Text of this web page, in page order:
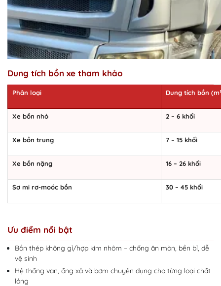
Dung tích bồn xe tham khảo
Phân loại Dung tích bồn
Xe bồn nhỏ 2 – 6 khối
Xe bồn trung 7 – 15 khối
Xe bồn nặng 16 – 26 khối
Sơ mi rơ-moóc bồn 30 – 45 khối
Ưu điểm nổi bật
Bồn thép không gỉ/hợp kim nhôm – chống ăn mòn, bền bỉ, dễ
vệ sinh
Hệ thống van, ống xả và bơm chuyên dụng cho từng loại chất
lỏng